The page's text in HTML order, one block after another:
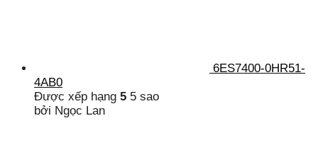
6ES7400-0HR51-
4AB0
Được xếp hạng 5 5 sao
bởi Ngọc Lan